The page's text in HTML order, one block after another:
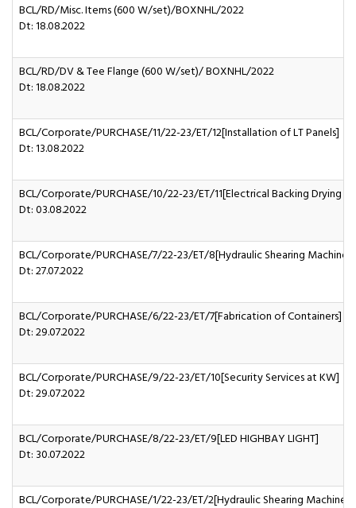
BCL/RD/Misc. Items (600 W/set)/BOXNHL/2022
Dt: 18.08.2022
BCL/RD/DV & Tee Flange (600 W/set)/ BOXNHL/2022
Dt: 18.08.2022
BCL/Corporate/PURCHASE/11/22-23/ET/12[Installation of LT Panels]
Dt: 13.08.2022
BCL/Corporate/PURCHASE/10/22-23/ET/11[Electrical Backing Drying
Dt: 03.08.2022
BCL/Corporate/PURCHASE/7/22-23/ET/8[Hydraulic Shearing Machine]
Dt: 27.07.2022
BCL/Corporate/PURCHASE/6/22-23/ET/7[Fabrication of Containers]
Dt: 29.07.2022
BCL/Corporate/PURCHASE/9/22-23/ET/10[Security Services at KW]
Dt: 29.07.2022
BCL/Corporate/PURCHASE/8/22-23/ET/9[LED HIGHBAY LIGHT]
Dt: 30.07.2022
BCL/Corporate/PURCHASE/1/22-23/ET/2[Hydraulic Shearing Machine ]